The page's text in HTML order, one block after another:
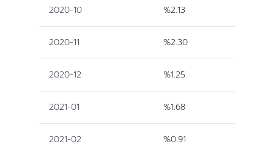
2020-10 %2.13
2020-11 %2.30
2020-12 %1.25
2021-01 %1.68
2021-02 %0.91